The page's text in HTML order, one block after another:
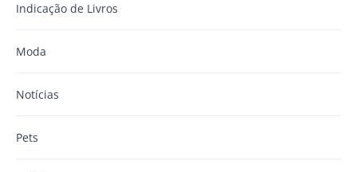
Indicação de Livros
Moda
Notícias
Pets